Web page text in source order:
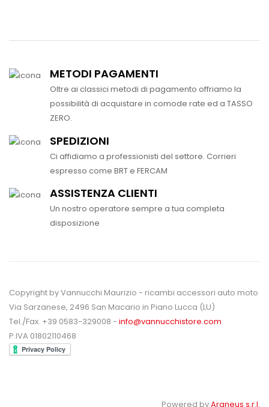
METODI PAGAMENTI
Oltre ai classici metodi di pagamento offriamo la
possibilità di acquistare in comode rate ed a TASSO
ZERO.
SPEDIZIONI
Ci affidiamo a professionisti del settore. Corrieri
espresso come BRT e FERCAM
ASSISTENZA CLIENTI
Un nostro operatore sempre a tua completa
disposizione
Copyright by Vannucchi Maurizio - ricambi accessori auto moto
Via Sarzanese, 2496 San Macario in Piano Lucca (LU)
Tel./Fax. +39 0583-329008 - info@vannucchistore.com
P.IVA 01802110468
Powered byAraneus s.r.l.